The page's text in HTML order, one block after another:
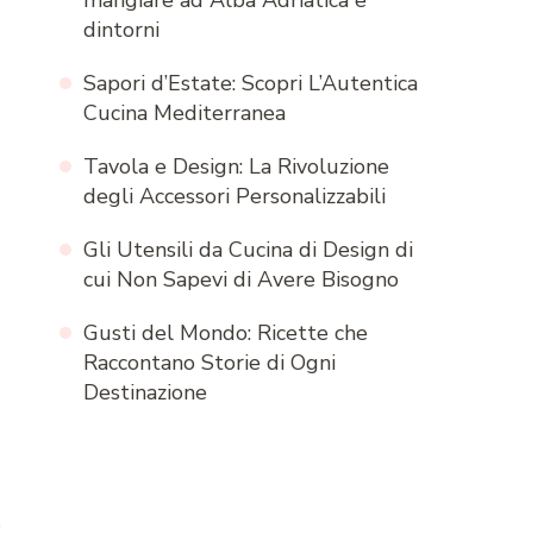
dintorni
Sapori d’Estate: Scopri L’Autentica
Cucina Mediterranea
Tavola e Design: La Rivoluzione
degli Accessori Personalizzabili
Gli Utensili da Cucina di Design di
cui Non Sapevi di Avere Bisogno
Gusti del Mondo: Ricette che
Raccontano Storie di Ogni
Destinazione